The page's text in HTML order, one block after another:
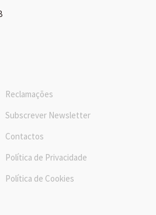
Reclamações
Subscrever Newsletter
Contactos
Política de Privacidade
Política de Cookies